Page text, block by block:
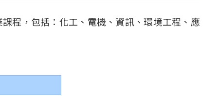
程，包括：化工、電機、資訊、環境工程、應